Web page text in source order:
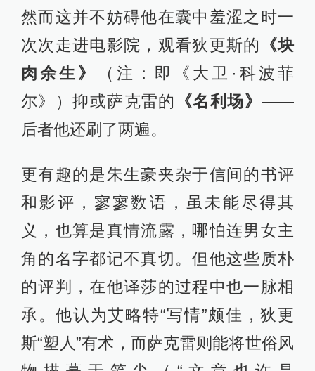
然而这并不妨碍他在囊中羞涩之时一
次次走进电影院，观看狄更斯的
《块
肉余生》
（注：即《大卫·科波菲
尔》）抑或萨克雷的
《名利场》——
后者他还刷了两遍。
更有趣的是朱生豪夹杂于信间的书评
和影评，寥寥数语，虽未能尽得其
义，也算是真情流露，哪怕连男女主
角的名字都记不真切。但他这些质朴
的评判，在他译莎的过程中也一脉相
承。他认为艾略特“写情”颇佳，狄更
斯“塑人”有术，而萨克雷则能将世俗风